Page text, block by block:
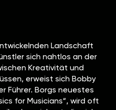
Landschaft
sich nahtlos an der
Kreativität und
erweist sich Bobby
Führer. Borgs neuestes
for Musicians“, wird oft